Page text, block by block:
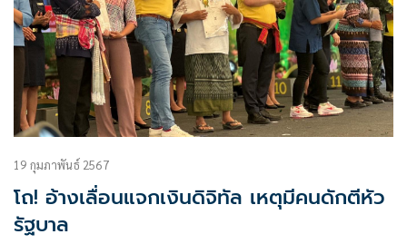
19 กุมภาพันธ์ 2567
โถ! อ้างเลื่อนแจกเงินดิจิทัล เหตุมีคนดักตีหัว
รัฐบาล